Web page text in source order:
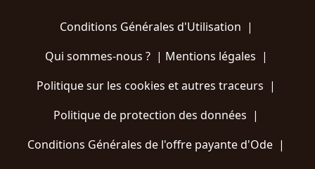
Conditions Générales d'Utilisation |
Qui sommes-nous ?| Mentions légales |
Politique sur les cookies et autres traceurs |
Politique de protection des données |
Conditions Générales de l'offre payante d'Ode |